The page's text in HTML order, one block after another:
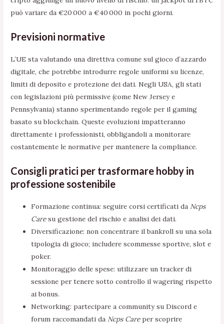
può variare da €20 000 a €40 000 in pochi giorni.
Previsioni normative
L’UE sta valutando una direttiva comune sul gioco d’azzardo
digitale, che potrebbe introdurre regole uniformi su licenze,
limiti di deposito e protezione dei dati. Negli USA, gli stati
con legislazioni più permissive (come New Jersey e
Pennsylvania) stanno sperimentando regole per il gaming
basato su blockchain. Queste evoluzioni impatteranno
direttamente i professionisti, obbligandoli a monitorare
costantemente le normative per mantenere la compliance.
Consigli pratici per trasformare hobby in
professione sostenibile
Formazione continua: seguire corsi certificati da Ncps
Caresu gestione del rischio e analisi dei dati.
Diversificazione: non concentrare il bankroll su una sola
tipologia di gioco; includere scommesse sportive, slot e
poker.
Monitoraggio delle spese: utilizzare un tracker di
sessione per tenere sotto controllo il wagering rispetto
ai bonus.
Networking: partecipare a community su Discord e
forum raccomandati da Ncps Careper scoprire